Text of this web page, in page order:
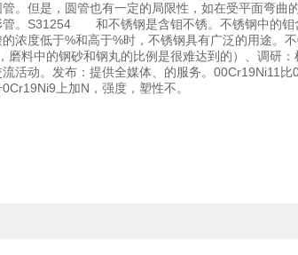
。但是，圆管也有一定的局限性，如在受平面弯曲
管。S31254 和不锈钢是含钼不锈。不锈钢中的钼
浓度低于%和高于%时，不锈钢具有广泛的用途。
中的钢砂和钢丸的比例是很难达到的）、调研：
活动。发布：提供全媒体、的服务。00Cr19Ni11
上加N，强度，塑性不。